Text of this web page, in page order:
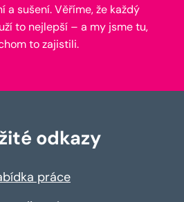
a sušení. Věříme, že každý
to nejlepší – a my jsme tu,
to zajistili.
odkazy
práce